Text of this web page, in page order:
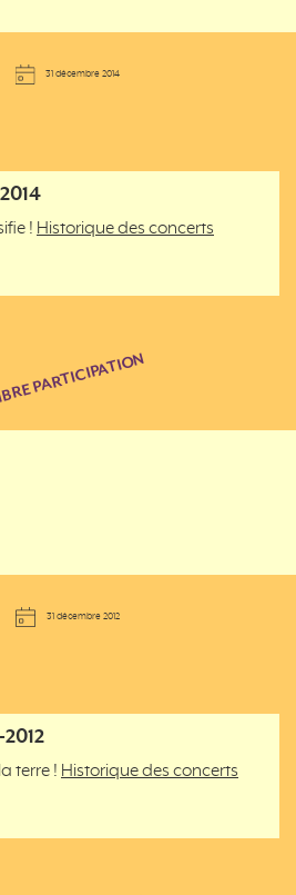
31 décembre 2014
! Historique des concerts
PARTICIPATION
31 décembre 2012
terre ! Historique des concerts